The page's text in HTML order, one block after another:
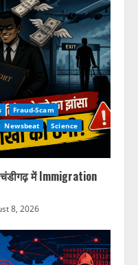
Fraud-Scam
Newsbeat
Science
में Immigration
8, 2026